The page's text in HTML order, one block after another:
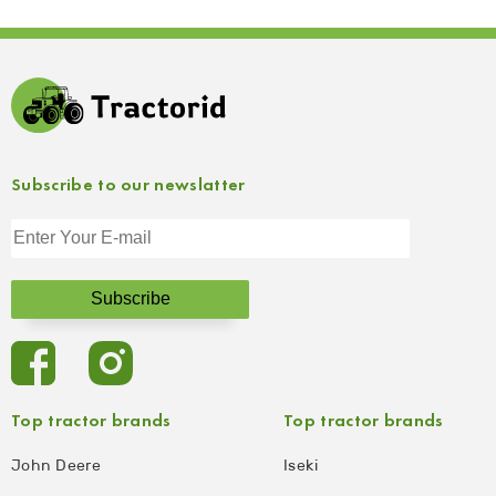
Top tractor brands
John Deere
Top tractor brands
Iseki
Subscribe to our newslatter